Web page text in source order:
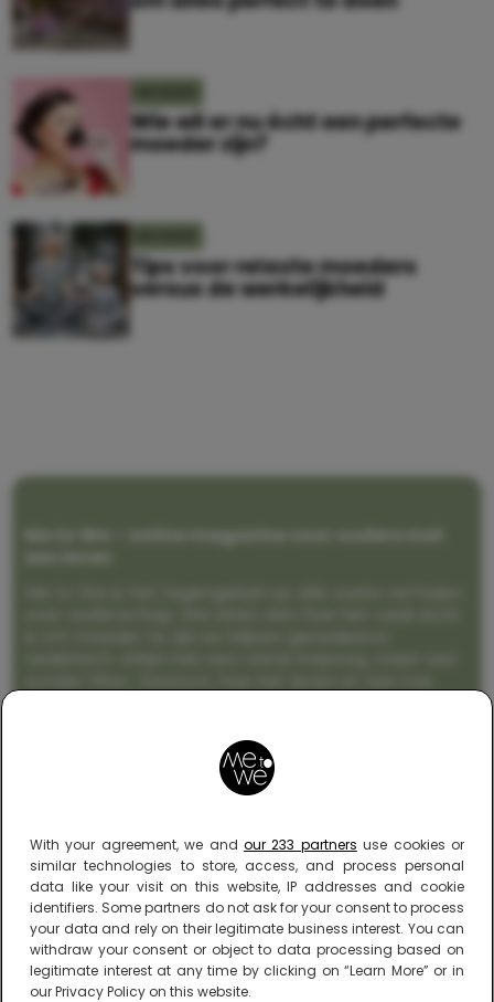
With your agreement, we and our 233 partners use cookies or
similar technologies to store, access, and process personal
data like your visit on this website, IP addresses and cookie
identifiers. Some partners do not ask for your consent to process
your data and rely on their legitimate business interest. You can
withdraw your consent or object to data processing based on
legitimate interest at any time by clicking on “Learn More” or in
our Privacy Policy on this website.
Wie wil er nu écht een perfecte
moeder zijn?
Tips voor relaxte moeders
versus de werkelijkheid
Me to We – online magazine voor ouders met
peuters en boze kleuters achter het behang.